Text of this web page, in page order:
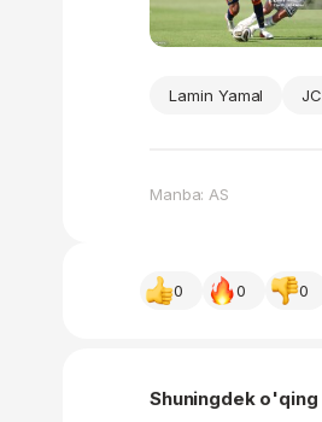
Lamin Yamal
Manba: AS
0 0 0
Shuningdek o'qing